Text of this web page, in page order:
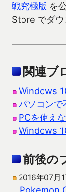
戦究極版 を
Store でダウ
関連ブ
Windows
パソコンで
PCを使え
Windows
前後の
2016年07月
Pokemon